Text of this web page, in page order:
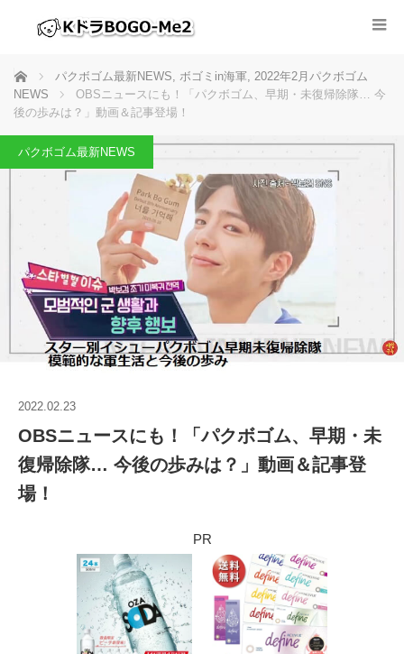
ホーム パクボゴム最新NEWS, ボゴミin海軍, 2022年2月パクボゴム
NEWS
OBSニュースにも！「パクボゴム、早期・未復帰除隊… 今
後の歩みは？」動画＆記事登場！
パクボゴム最新NEWS
2022.02.23
OBSニュースにも！「パクボゴム、早期・未
復帰除隊… 今後の歩みは？」動画＆記事登
場！
PR